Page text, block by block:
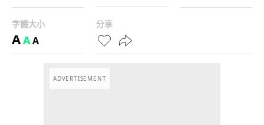
字體大小
AAA
分享
ADVERTISEMENT